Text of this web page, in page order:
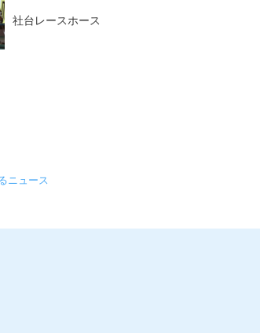
社台レースホース
ニュース